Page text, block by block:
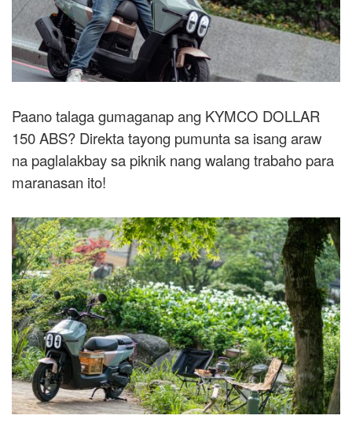
Paano talaga gumaganap ang KYMCO DOLLAR
150 ABS? Direkta tayong pumunta sa isang araw
na paglalakbay sa piknik nang walang trabaho para
maranasan ito!